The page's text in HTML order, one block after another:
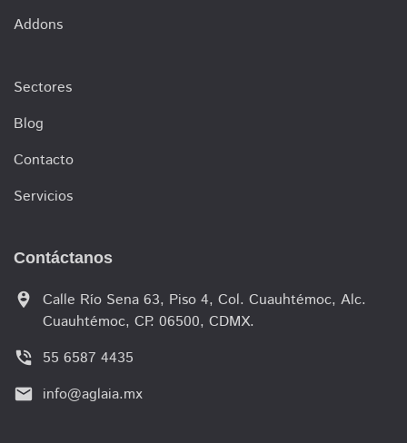
Addons
Sectores
Blog
Contacto
Servicios
Contáctanos
person_pin_circle
Calle Río Sena 63, Piso 4, Col. Cuauhtémoc, Alc.
Cuauhtémoc, CP. 06500, CDMX.
phone_in_talk 55 6587 4435
email info@aglaia.mx